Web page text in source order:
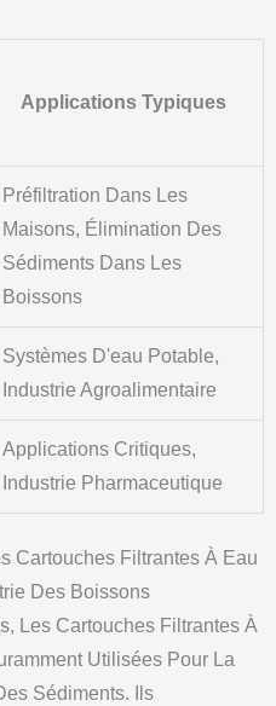
Applications Typiques
Préfiltration Dans Les
Maisons, Élimination Des
Sédiments Dans Les
Boissons
Systèmes D'eau Potable,
Industrie Agroalimentaire
Applications Critiques,
Industrie Pharmaceutique
Cartouches Filtrantes À Eau
Des Boissons
Les Cartouches Filtrantes À
Utilisées Pour La
Sédiments. Ils